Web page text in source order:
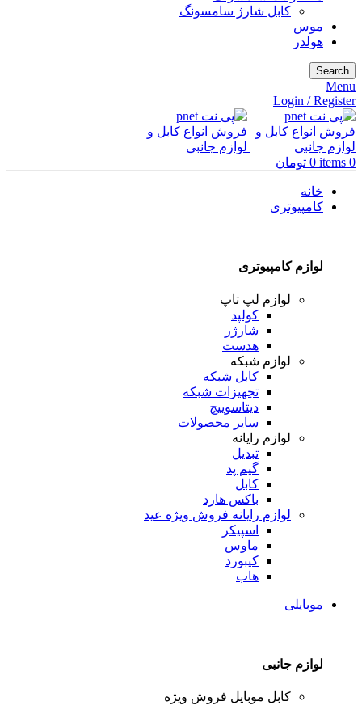
کابل شارژ سامسونگ
موس
هولدر
Search
Menu
Login / Register
0
items
0 تومان
خانه
کامپیوتری
لوازم کامپیوتری
لوازم لپ تاپ
کولپد
شارژر
هدست
لوازم شبکه
کابل شبکه
تجهیزات شبکه
دیتاسوییچ
سایر محصولات
لوازم رایانه
تبدیل
گیم پد
کابل
باکس هارد
لوازم رایانه فروش ویژه عید
اسپیکر
ماوس
کیبورد
هاب
موبایلی
لوازم جانبی
کابل موبایل فروش ویژه